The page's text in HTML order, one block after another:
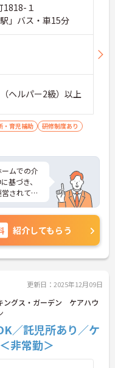
１
」バス・車15分
ヘルパー2級）以上
・育児補助
研修制度あり
ムでの介
基づき、
されてい
紹介してもらう
更新日：2025年12月09日
ングス・ガーデン ケアハウ
／託児所あり／ケ
非常勤＞